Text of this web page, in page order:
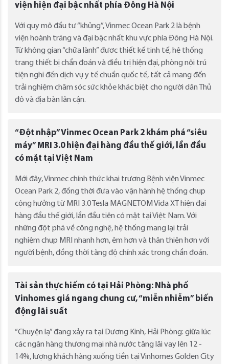
viện hiện đại bậc nhất phía Đông Hà Nội
Với quy mô đầu tư “khủng”, Vinmec Ocean Park 2 là bệnh
viện hoành tráng và đại bậc nhất khu vực phía Đông Hà Nội.
Từ không gian “chữa lành” được thiết kế tinh tế, hệ thống
trang thiết bị chẩn đoán và điều trị hiện đại, phòng nội trú
tiện nghi đến dịch vụ y tế chuẩn quốc tế, tất cả mang đến
trải nghiệm chăm sóc sức khỏe khác biệt cho người dân Thủ
đô và địa bàn lân cận.
“Đột nhập” Vinmec Ocean Park 2 khám phá “siêu
máy” MRI 3.0 hiện đại hàng đầu thế giới, lần đầu
có mặt tại Việt Nam
Mới đây, Vinmec chính thức khai trương Bệnh viện Vinmec
Ocean Park 2, đồng thời đưa vào vận hành hệ thống chụp
cộng hưởng từ MRI 3.0 Tesla MAGNETOM Vida XT hiện đại
hàng đầu thế giới, lần đầu tiên có mặt tại Việt Nam. Với
những đột phá về công nghệ, hệ thống mang lại trải
nghiệm chụp MRI nhanh hơn, êm hơn và thân thiện hơn với
người bệnh, đồng thời tăng độ chính xác trong chẩn đoán.
Tài sản thực hiếm có tại Hải Phòng: Nhà phố
Vinhomes giá ngang chung cư, “miễn nhiễm” biến
động lãi suất
“Chuyện lạ” đang xảy ra tại Dương Kinh, Hải Phòng: giữa lúc
các ngân hàng thương mại nhà nước tăng lãi vay lên 12 -
14%, lượng khách hàng xuống tiền tại Vinhomes Golden City